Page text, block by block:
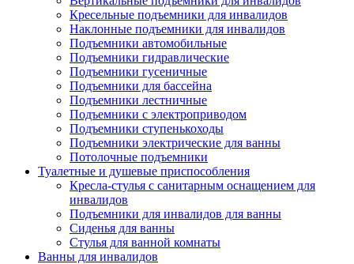
Кресельные подъемники для инвалидов
Наклонные подъемники для инвалидов
Подъемники автомобильные
Подъемники гидравлические
Подъемники гусеничные
Подъемники для бассейна
Подъемники лестничные
Подъемники с электроприводом
Подъемники ступенькоходы
Подъемники электрические для ванны
Потолочные подъемники
Туалетные и душевые приспособления
Кресла-стулья с санитарным оснащением для
инвалидов
Подъемники для инвалидов для ванны
Сиденья для ванны
Стулья для ванной комнаты
Ванны для инвалидов